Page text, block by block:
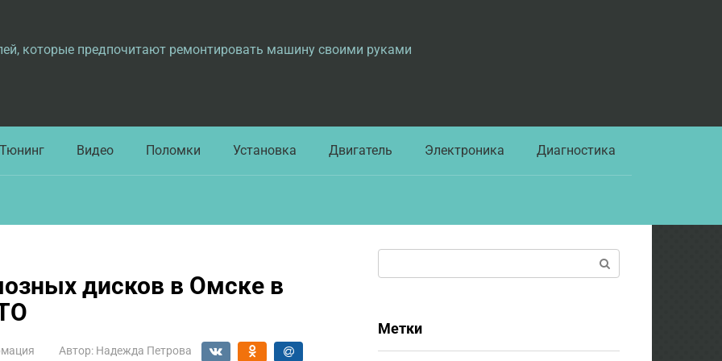
которые предпочитают ремонтировать машину своими руками
Тюнинг Видео Поломки Установка Двигатель Электроника Диагностика
дисков в Омске в
Автор: Надежда Петрова
Метки